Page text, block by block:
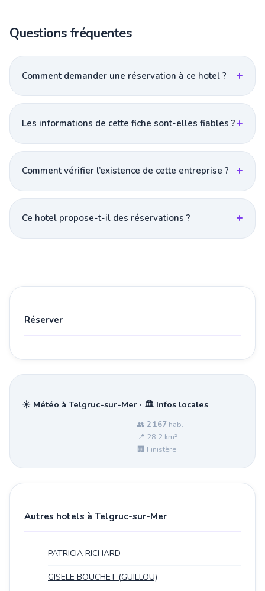
Questions fréquentes
Comment demander une réservation à ce hotel ?
Les informations de cette fiche sont-elles fiables ?
Comment vérifier l’existence de cette entreprise ?
Ce hotel propose-t-il des réservations ?
Réserver
☀️ Météo à Telgruc-sur-Mer · 🏛️ Infos locales
👥 2 167 hab.
📍 28.2 km²
🏢 Finistère
Autres hotels à Telgruc-sur-Mer
PATRICIA RICHARD
GISELE BOUCHET (GUILLOU)